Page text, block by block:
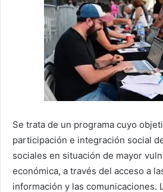
Se trata de un programa cuyo
participación e integración social
sociales en situación de mayor
económica, a través del acceso a
información y las comunicaciones.